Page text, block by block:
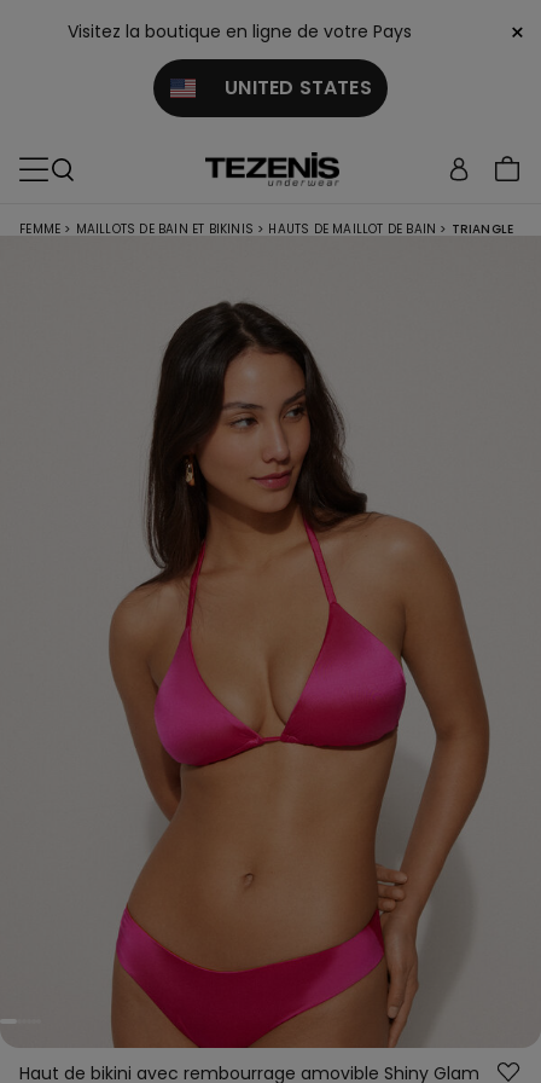
Visitez la boutique en ligne de votre Pays
UNITED STATES
×
FEMME > MAILLOTS DE BAIN ET BIKINIS > HAUTS DE MAILLOT DE BAIN > TRIANGLE
Haut de bikini avec rembourrage amovible Shiny Glam